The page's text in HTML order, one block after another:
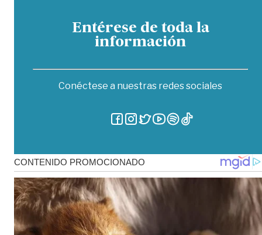
Entérese de toda la
información
Conéctese a nuestras redes sociales